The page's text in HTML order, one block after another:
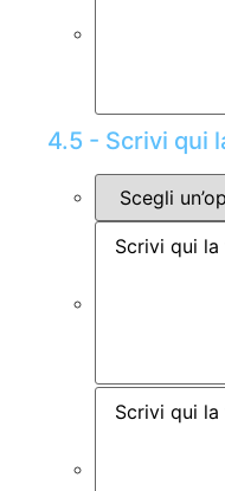
4.5 - Scrivi qui